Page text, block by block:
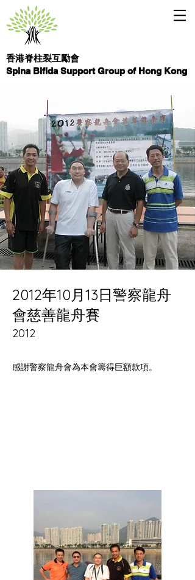
香港脊柱裂互勵會
Spina Bifida Support Group of Hong Kong
2012年10月13日警察龍舟
會慈善龍舟賽
2012
感謝警察龍舟會為本會籌得巨額款項。